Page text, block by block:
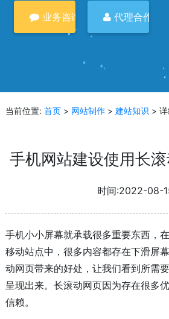
业务咨询 代理合作
当前位置: 首页> 网站制作> 建站知识 >
手机网站建设使用长
时间:2022-08-
手机小小屏幕就承载很多重要东西，
移动站点中，很多内容都存在下滑屏
动网页带来的好处，让我们看到所需
呈现出来。长滚动网页因为存在很多
信赖。